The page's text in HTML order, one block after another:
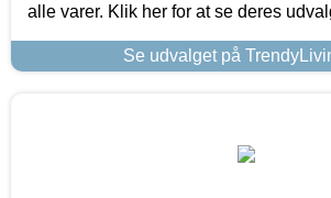
alle varer. Klik her for at se deres
Se udvalget på